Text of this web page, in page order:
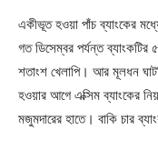
একীভূত হওয়া পাঁচ ব্যাংকের
গত ডিসেম্বর পর্যন্ত
শতাংশ খেলাপি। আর মূলধন
হওয়ার আগে এক্সিম ব্যাংকের
মজুমদারের হাতে। বাকি চার